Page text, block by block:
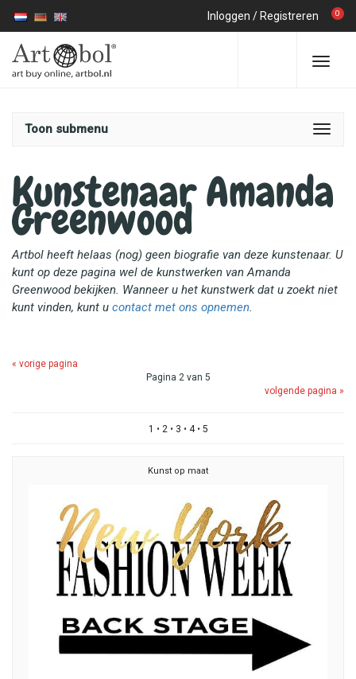
Inloggen / Registreren 0
Toon submenu
Kunstenaar Amanda
Greenwood
Artbol heeft helaas (nog) geen biografie van deze kunstenaar. U
kunt op deze pagina wel de kunstwerken van Amanda
Greenwood bekijken. Wanneer u het kunstwerk dat u zoekt niet
kunt vinden, kunt u contact met ons opnemen.
« vorige pagina
Pagina 2 van 5
volgende pagina »
1 • 2• 3 • 4• 5
Kunst op maat